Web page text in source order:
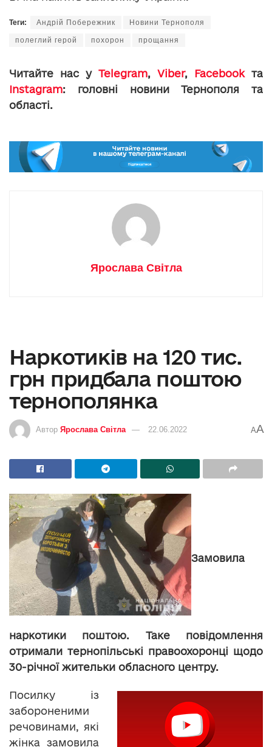
Теги: Андрій Побережник Новини Тернополя
полеглий герой похорон прощання
Читайте нас у Telegram, Viber, Facebookта
Instagram: головні новини Тернополя та
області.
Ярослава Світла
Наркотиків на 120 тис.
грн придбала поштою
тернополянка
Автор Ярослава Світла 22.06.2022 AA
Замовила
наркотики поштою. Таке повідомлення
отримали тернопільські правоохоронці щодо
30-річної жительки обласного центру.
Посилку із
забороненими
речовинами, які
жінка замовила